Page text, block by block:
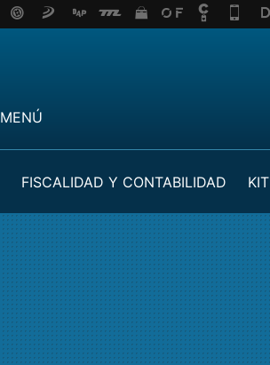
MENÚ
FISCALIDAD Y CONTABILIDAD